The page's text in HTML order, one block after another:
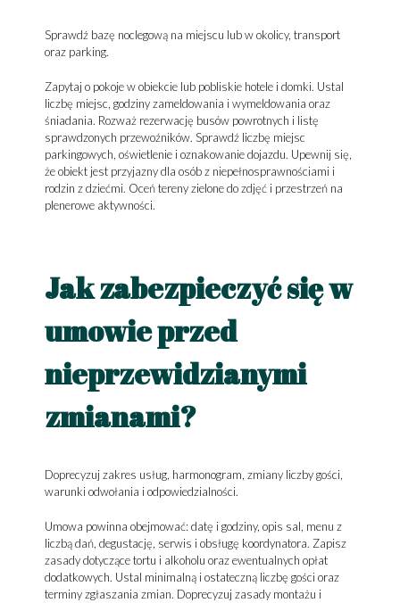
Sprawdź bazę noclegową na miejscu lub w okolicy, transport
oraz parking.
Zapytaj o pokoje w obiekcie lub pobliskie hotele i domki. Ustal
liczbę miejsc, godziny zameldowania i wymeldowania oraz
śniadania. Rozważ rezerwację busów powrotnych i listę
sprawdzonych przewoźników. Sprawdź liczbę miejsc
parkingowych, oświetlenie i oznakowanie dojazdu. Upewnij się,
że obiekt jest przyjazny dla osób z niepełnosprawnościami i
rodzin z dziećmi. Oceń tereny zielone do zdjęć i przestrzeń na
plenerowe aktywności.
Jak zabezpieczyć się w
umowie przed
nieprzewidzianymi
zmianami?
Doprecyzuj zakres usług, harmonogram, zmiany liczby gości,
warunki odwołania i odpowiedzialności.
Umowa powinna obejmować: datę i godziny, opis sal, menu z
liczbą dań, degustację, serwis i obsługę koordynatora. Zapisz
zasady dotyczące tortu i alkoholu oraz ewentualnych opłat
dodatkowych. Ustal minimalną i ostateczną liczbę gości oraz
terminy zgłaszania zmian. Doprecyzuj zasady montażu i